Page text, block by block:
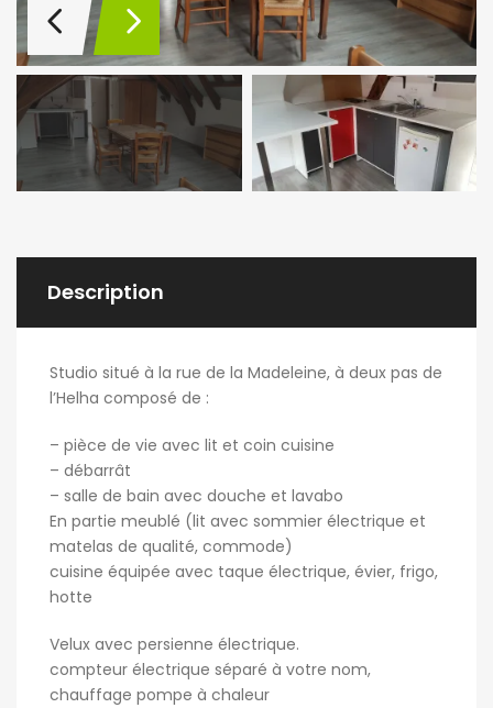
Description
Studio situé à la rue de la Madeleine, à deux pas de
l’Helha composé de :
– pièce de vie avec lit et coin cuisine
– débarrât
– salle de bain avec douche et lavabo
En partie meublé (lit avec sommier électrique et
matelas de qualité, commode)
cuisine équipée avec taque électrique, évier, frigo,
hotte
Velux avec persienne électrique.
compteur électrique séparé à votre nom,
chauffage pompe à chaleur